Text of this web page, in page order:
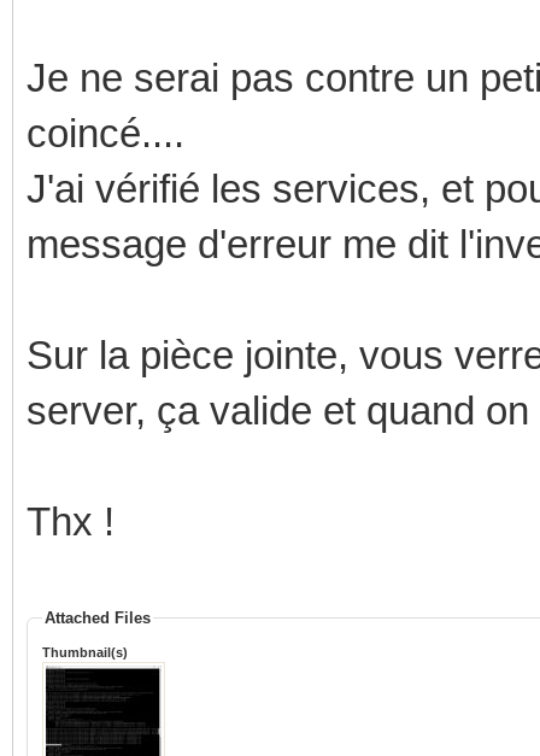
Je ne serai pas contre un
coincé....
J'ai vérifié les services, et
message d'erreur me dit
Sur la pièce jointe, vous
server, ça valide et quand
Thx !
Attached Files
Thumbnail(s)